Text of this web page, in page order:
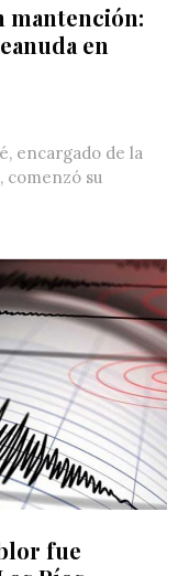
mantención:
en
encargado de la
su
fue